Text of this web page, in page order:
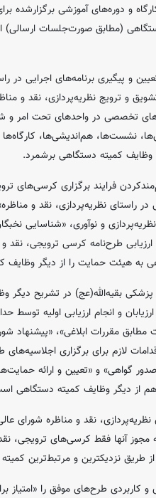
و دوره‌های آموزشی برگزارشده
(مطابق صورت‌جلسات ارسالی)
و پیگیری برنامه‌های اجرایی در
و ترویج نظریه‌پردازی، نقد و
تخصصی در واحدهای تحت امر
نشست‌ها، هم‌اندیشی‌ها،
وظایف کمیته دستگاهی برشمرد.
فرایند برگزاری کرسی‌های
در راستای نظریه‌پردازی، نقد و
و نوآوری، «شناسایی
طرح‌نامه کرسی ترویجی،
به هیئت حمایت را از دیگر
بقیه‌الله(عج) در تشریح دیگر
و انجام ارزیابی اولیه
مقررات ابلاغی»، «پیشنهاد
لازم برای برگزاری
گواهی» و «تعیین و ارائه
از دیگر وظایف کمیته دستگاهی
نقد و مناظره شورای
مجوز آنها فقط کرسی‌های ترویجی،
از طریق نزدیکترین و مرتبط‌ترین
کاربردی طرح‌های موفق را «امتیاز